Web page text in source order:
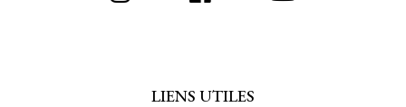
LIENS UTILES